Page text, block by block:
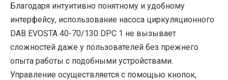
Благодаря интуитивно понятному и удобному
интерфейсу, использование насоса циркуляционного
DAB EVOSTA 40-70/130 DPC 1 не вызывает
сложностей даже у пользователей без прежнего
опыта работы с подобными устройствами.
Управление осуществляется с помощью кнопок,